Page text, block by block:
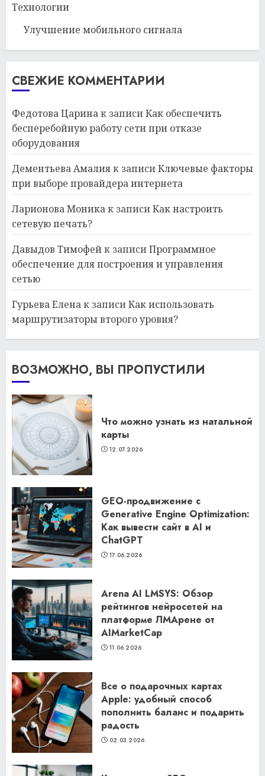
Технологии
Улучшение мобильного сигнала
СВЕЖИЕ КОММЕНТАРИИ
Федотова Царинак записиКак обеспечить
бесперебойную работу сети при отказе
оборудования
Дементьева Амалияк записиКлючевые факторы
при выборе провайдера интернета
Ларионова Моникак записиКак настроить
сетевую печать?
Давыдов Тимофейк записиПрограммное
обеспечение для построения и управления
сетью
Гурьева Еленак записиКак использовать
маршрутизаторы второго уровня?
ВОЗМОЖНО, ВЫ ПРОПУСТИЛИ
Что можно узнать из натальной
карты
12.07.2026
GEO-продвижение с
Generative Engine Optimization:
Как вывести сайт в AI и
ChatGPT
17.06.2026
Arena AI LMSYS: Обзор
рейтингов нейросетей на
платформе ЛМАрене от
AIMarketCap
11.06.2026
Все о подарочных картах
Apple: удобный способ
пополнить баланс и подарить
радость
02.03.2026